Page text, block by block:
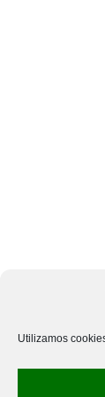
Utilizamos